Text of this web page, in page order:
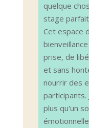
quelque
stage
Cet espace
prise, de
et sans
nourrir des
participants.
plus qu'un